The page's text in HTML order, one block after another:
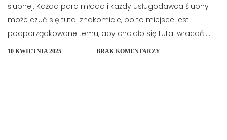
ślubnej. Każda para młoda i każdy usługodawca ślubny
może czuć się tutaj znakomicie, bo to miejsce jest
podporządkowane temu, aby chciało się tutaj wracać....
10 KWIETNIA 2025 BRAK KOMENTARZY